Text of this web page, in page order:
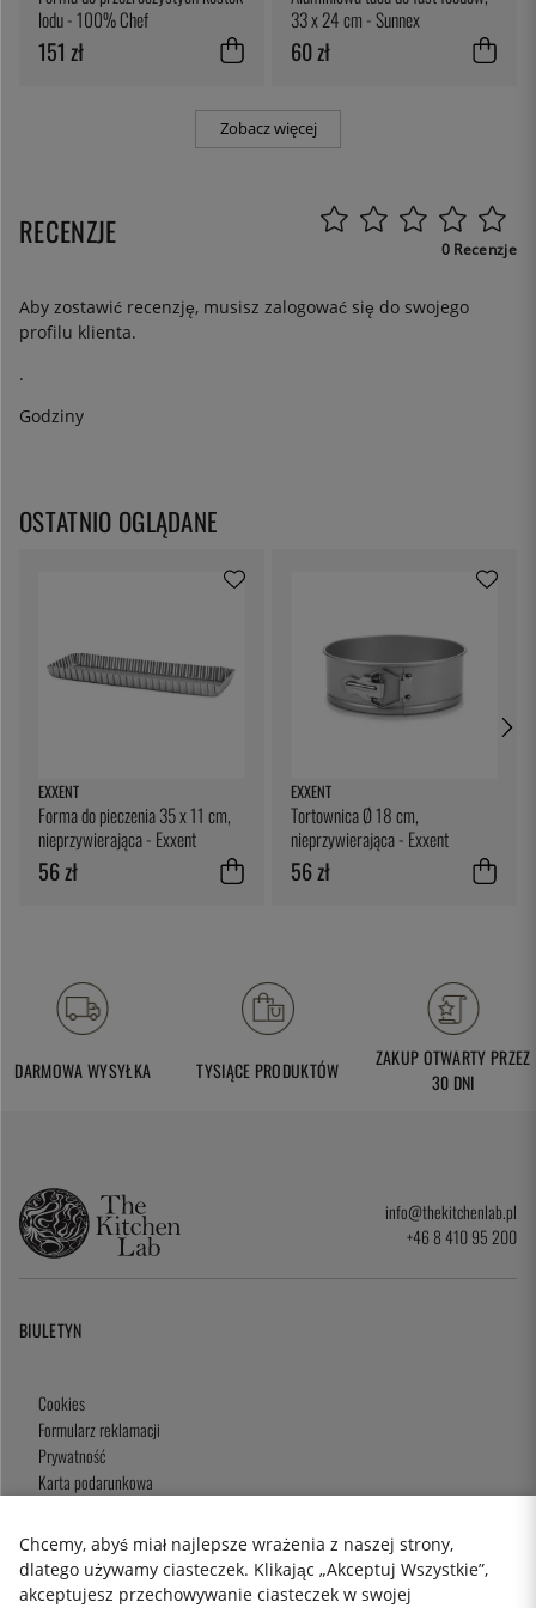
lodu - 100% Chef
151 zł
33 x 24 cm - Sunnex
60 zł
Zobacz więcej
RECENZJE 0 Recenzje
Aby zostawić recenzję, musisz zalogować się do swojego
profilu klienta.
.
Godziny
OSTATNIO OGLĄDANE
EXXENT
Forma do pieczenia 35 x 11 cm,
nieprzywierająca - Exxent
56 zł
EXXENT
Tortownica Ø 18 cm,
nieprzywierająca - Exxent
56 zł
DARMOWA WYSYŁKA TYSIĄCE PRODUKTÓW
ZAKUP OTWARTY PRZEZ
30 DNI
info@thekitchenlab.pl
+46 8 410 95 200
BIULETYN
Cookies
Formularz reklamacji
Prywatność
Karta podarunkowa
Chcemy, abyś miał najlepsze wrażenia z naszej strony,
dlatego używamy ciasteczek. Klikając „Akceptuj Wszystkie”,
akceptujesz przechowywanie ciasteczek w swojej